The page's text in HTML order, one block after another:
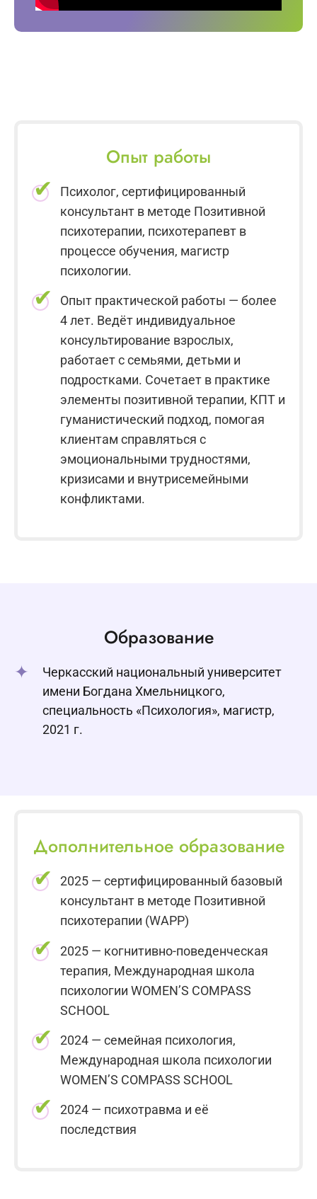
Опыт работы
Психолог, сертифицированный
консультант в методе Позитивной
психотерапии, психотерапевт в
процессе обучения, магистр
психологии.
Опыт практической работы — более
4 лет. Ведёт индивидуальное
консультирование взрослых,
работает с семьями, детьми и
подростками. Сочетает в практике
элементы позитивной терапии, КПТ и
гуманистический подход, помогая
клиентам справляться с
эмоциональными трудностями,
кризисами и внутрисемейными
конфликтами.
Образование
Черкасский национальный университет
имени Богдана Хмельницкого,
специальность «Психология», магистр,
2021 г.
Дополнительное образование
2025 — сертифицированный базовый
консультант в методе Позитивной
психотерапии (WAPP)
2025 — когнитивно-поведенческая
терапия, Международная школа
психологии WOMEN’S COMPASS
SCHOOL
2024 — семейная психология,
Международная школа психологии
WOMEN’S COMPASS SCHOOL
2024 — психотравма и её
последствия